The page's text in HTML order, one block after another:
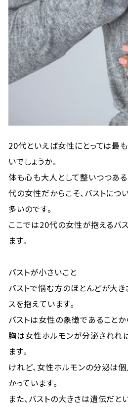
20代といえば女性にとっては最
いでしょうか。
体も心も大人として整いつつある
代の女性だからこそ、バストにつ
多いのです。
ここでは20代の女性が抱えるバ
ます。
バストが小さいこと
バストで悩む方のほとんどが大
スを抱えています。
バストは女性の象徴であることか
胸は女性ホルモンが分泌されれ
ます。
けれど、女性ホルモンの分泌は
かっています。
また、バストの大きさは遺伝だと